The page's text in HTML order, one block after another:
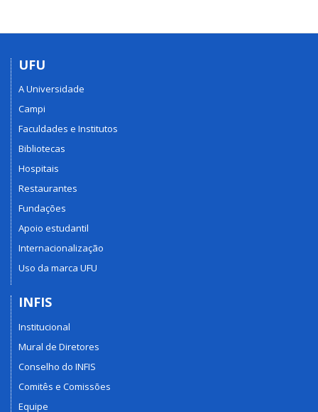
UFU
A Universidade
Campi
Faculdades e Institutos
Bibliotecas
Hospitais
Restaurantes
Fundações
Apoio estudantil
Internacionalização
Uso da marca UFU
INFIS
Institucional
Mural de Diretores
Conselho do INFIS
Comitês e Comissões
Equipe